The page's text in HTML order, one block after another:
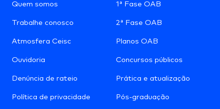
Quem somos
Trabalhe conosco
Atmosfera Ceisc
Ouvidoria
Denúncia de rateio
Política de privacidade
1ª Fase OAB
2ª Fase OAB
Planos OAB
Concursos públicos
Prática e atualização
Pós-graduação